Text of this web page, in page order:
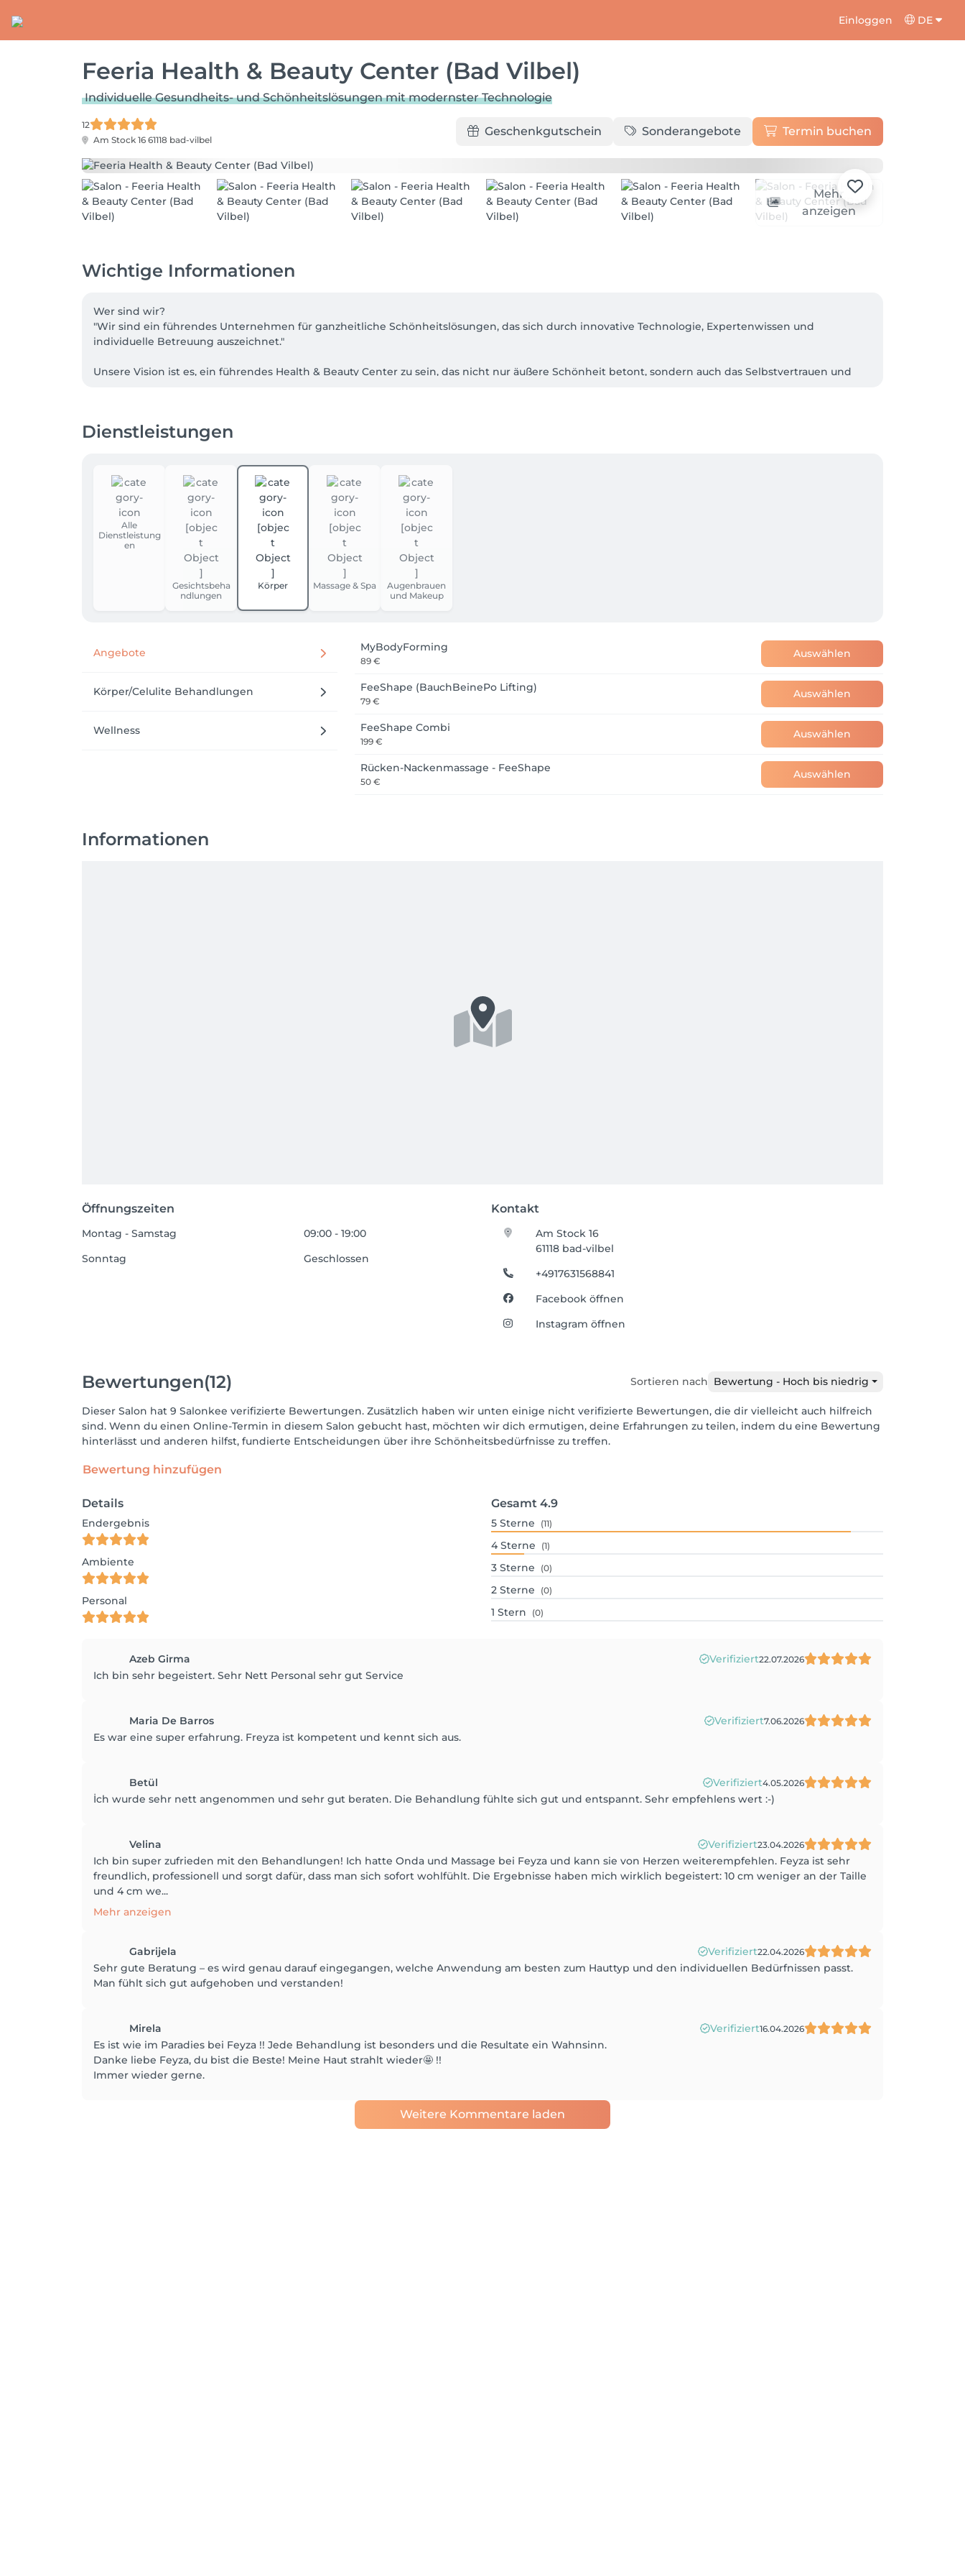
Einloggen DE
Feeria Health & Beauty Center (Bad Vilbel)
Individuelle Gesundheits- und Schönheitslösungen mit modernster Technologie
12
Am Stock 16 61118 bad-vilbel
Geschenkgutschein Sonderangebote Termin buchen
Mehr
anzeigen
Wichtige Informationen
Wer sind wir?
"Wir sind ein führendes Unternehmen für ganzheitliche Schönheitslösungen, das sich durch innovative Technologie, Expertenwissen und
individuelle Betreuung auszeichnet."
Unsere Vision ist es, ein führendes Health & Beauty Center zu sein, das nicht nur äußere Schönheit betont, sondern auch das Selbstvertrauen und
Oase zu schaffen, in der sich Gäste nicht nur äußerlich verschönern, sondern auch innerlich erneuern können. In der sie die Synergie zwischen
hochwertige Behandlungen und eine entspannte Atmosphäre zur Selbstpflege, Entspannung und Inspiration einlädt.
Unsere Mission ist es, individuell abgestimmte Gesundheits- und Schönheitslösungen anzubieten, die auf modernsten medizinischen
Erkenntnissen und natürlichen Ansätzen basieren. Dabei setzen wir auf innovative Technologien und Expertenwissen, während wir gleichzeitig auf
natürliche und nachhaltige Produkte achten, um die bestmöglichen Ergebnisse für unsere Gäste zu erzielen.
Unsere Phylosophie: Wir betrachten Schönheit als einen ganzheitlichen Ansatz, der Körper, Geist und Seele umfasst. Unser Ziel ist es, das
Wohlbefinden unserer Kunden ganzheitlich zu fördern, indem wir hochwertige Behandlungen anbieten, die nicht nur äußere Schönheit
Dienstleistungen
Alle
Dienstleistung
en
Gesichtsbeha
ndlungen
Körper Massage & Spa
Augenbrauen
und Makeup
Angebote
Körper/Celulite Behandlungen
Wellness
MyBodyForming
89 €
Auswählen
FeeShape (BauchBeinePo Lifting)
79 €
Auswählen
FeeShape Combi
199 €
Auswählen
Rücken-Nackenmassage - FeeShape
50 €
Auswählen
Informationen
Öffnungszeiten Kontakt
Montag - Samstag
09:00 - 19:00
Sonntag
Geschlossen
Am Stock 16
61118 bad-vilbel
+4917631568841
Facebook öffnen
Instagram öffnen
Bewertungen(12) Sortieren nach Bewertung - Hoch bis niedrig
Dieser Salon hat 9 Salonkee verifizierte Bewertungen. Zusätzlich haben wir unten einige nicht verifizierte Bewertungen, die dir vielleicht auch hilfreich
sind. Wenn du einen Online-Termin in diesem Salon gebucht hast, möchten wir dich ermutigen, deine Erfahrungen zu teilen, indem du eine Bewertung
hinterlässt und anderen hilfst, fundierte Entscheidungen über ihre Schönheitsbedürfnisse zu treffen.
Bewertung hinzufügen
Details
Endergebnis
Ambiente
Personal
Gesamt 4.9
5 Sterne (11)
4 Sterne (1)
3 Sterne (0)
2 Sterne (0)
1 Stern (0)
Azeb Girma Verifiziert22.07.2026
Ich bin sehr begeistert. Sehr Nett Personal sehr gut Service
Maria De Barros Verifiziert7.06.2026
Es war eine super erfahrung. Freyza ist kompetent und kennt sich aus.
Betül Verifiziert4.05.2026
İch wurde sehr nett angenommen und sehr gut beraten. Die Behandlung fühlte sich gut und entspannt. Sehr empfehlens wert :-)
Velina Verifiziert23.04.2026
Ich bin super zufrieden mit den Behandlungen! Ich hatte Onda und Massage bei Feyza und kann sie von Herzen weiterempfehlen. Feyza ist sehr
freundlich, professionell und sorgt dafür, dass man sich sofort wohlfühlt. Die Ergebnisse haben mich wirklich begeistert: 10 cm weniger an der Taille
und 4 cm we...
Mehr anzeigen
Gabrijela Verifiziert22.04.2026
Sehr gute Beratung – es wird genau darauf eingegangen, welche Anwendung am besten zum Hauttyp und den individuellen Bedürfnissen passt.
Man fühlt sich gut aufgehoben und verstanden!
Mirela Verifiziert16.04.2026
Es ist wie im Paradies bei Feyza !! Jede Behandlung ist besonders und die Resultate ein Wahnsinn.
Danke liebe Feyza, du bist die Beste! Meine Haut strahlt wieder🤩 !!
Immer wieder gerne.
Weitere Kommentare laden